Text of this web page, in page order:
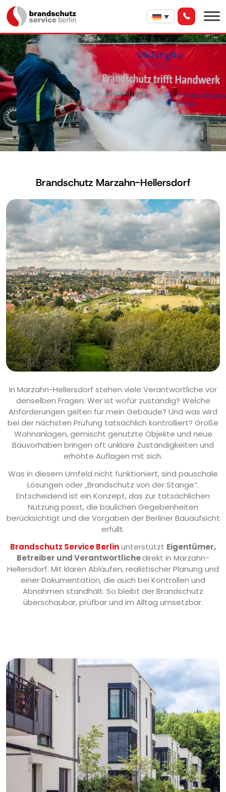
Brandschutz Marzahn-Hellersdorf
In Marzahn-Hellersdorf stehen viele Verantwortliche vor
denselben Fragen: Wer ist wofür zuständig? Welche
Anforderungen gelten für mein Gebäude? Und was wird
bei der nächsten Prüfung tatsächlich kontrolliert? Große
Wohnanlagen, gemischt genutzte Objekte und neue
Bauvorhaben bringen oft unklare Zuständigkeiten und
erhöhte Auflagen mit sich.
Was in diesem Umfeld nicht funktioniert, sind pauschale
Lösungen oder „Brandschutz von der Stange“.
Entscheidend ist ein Konzept, das zur tatsächlichen
Nutzung passt, die baulichen Gegebenheiten
berücksichtigt und die Vorgaben der Berliner Bauaufsicht
erfüllt.
Brandschutz Service Berlinunterstützt Eigentümer,
Betreiber und Verantwortlichedirekt in Marzahn-
Hellersdorf. Mit klaren Abläufen, realistischer Planung und
einer Dokumentation, die auch bei Kontrollen und
Abnahmen standhält. So bleibt der Brandschutz
überschaubar, prüfbar und im Alltag umsetzbar.